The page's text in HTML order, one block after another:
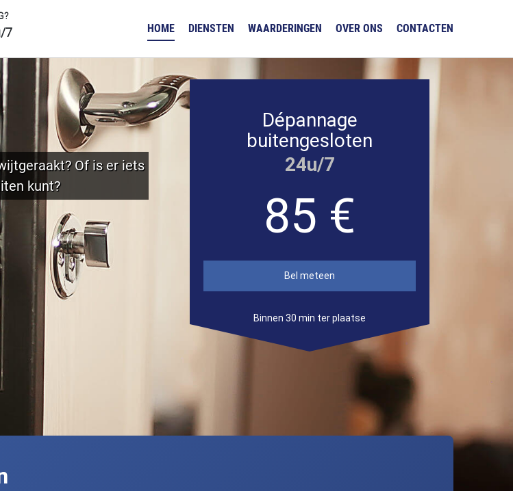
7 HOME DIENSTEN WAARDERINGEN OVER ONS CONTACTEN
Of is er iets
kunt?
Dépannage
buitengesloten
24u/7
85 €
Bel meteen
Binnen 30 min ter plaatse